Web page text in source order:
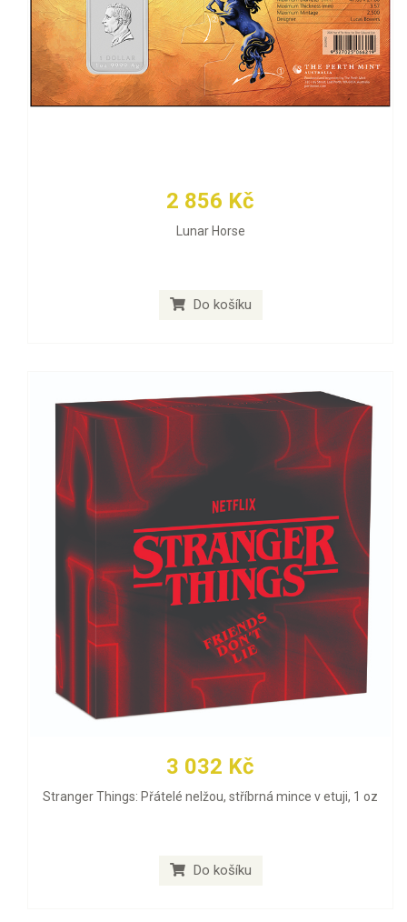
2 856 Kč
Lunar Horse
Do košíku
3 032 Kč
Stranger Things: Přátelé nelžou, stříbrná mince v etuji, 1 oz
Do košíku